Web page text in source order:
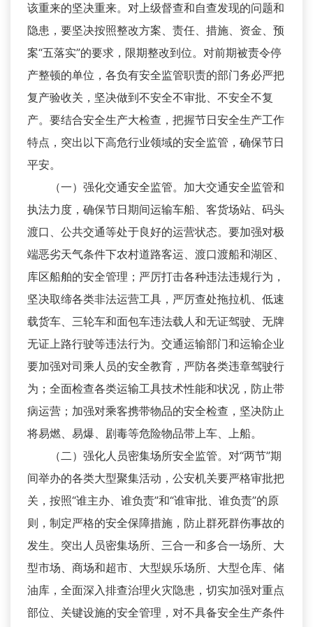
该重来的坚决重来。对上级督查和自查发现的问题和
隐患，要坚决按照整改方案、责任、措施、资金、预
案“五落实”的要求，限期整改到位。对前期被责令停
产整顿的单位，各负有安全监管职责的部门务必严把
复产验收关，坚决做到不安全不审批、不安全不复
产。要结合安全生产大检查，把握节日安全生产工作
特点，突出以下高危行业领域的安全监管，确保节日
平安。
（一）强化交通安全监管。加大交通安全监管和
执法力度，确保节日期间运输车船、客货场站、码头
渡口、公共交通等处于良好的运营状态。要加强对极
端恶劣天气条件下农村道路客运、渡口渡船和湖区、
库区船舶的安全管理；严厉打击各种违法违规行为，
坚决取缔各类非法运营工具，严厉查处拖拉机、低速
载货车、三轮车和面包车违法载人和无证驾驶、无牌
无证上路行驶等违法行为。交通运输部门和运输企业
要加强对司乘人员的安全教育，严防各类违章驾驶行
为；全面检查各类运输工具技术性能和状况，防止带
病运营；加强对乘客携带物品的安全检查，坚决防止
将易燃、易爆、剧毒等危险物品带上车、上船。
（二）强化人员密集场所安全监管。对“两节”期
间举办的各类大型聚集活动，公安机关要严格审批把
关，按照“谁主办、谁负责”和“谁审批、谁负责”的原
则，制定严格的安全保障措施，防止群死群伤事故的
发生。突出人员密集场所、三合一和多合一场所、大
型市场、商场和超市、大型娱乐场所、大型仓库、储
油库，全面深入排查治理火灾隐患，切实加强对重点
部位、关键设施的安全管理，对不具备安全生产条件